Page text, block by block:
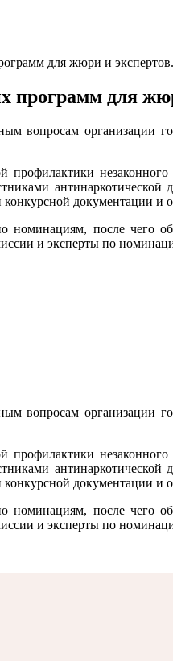
для жюри и экспертов.
программ для
организации
незаконного
антинаркотической
документации и
после чего
и эксперты по
организации
незаконного
антинаркотической
документации и
после чего
и эксперты по